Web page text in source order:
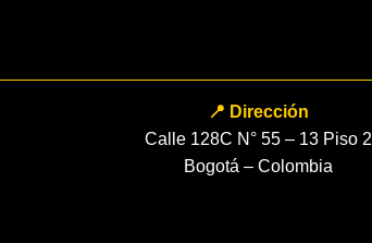
📍 Dirección
Calle 128C N° 55 – 13 Piso 2
Bogotá – Colombia